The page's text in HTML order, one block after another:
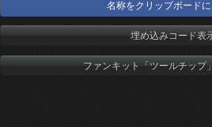
名称をクリップボード
埋め込みコード表
ファンキット「ツールチップ